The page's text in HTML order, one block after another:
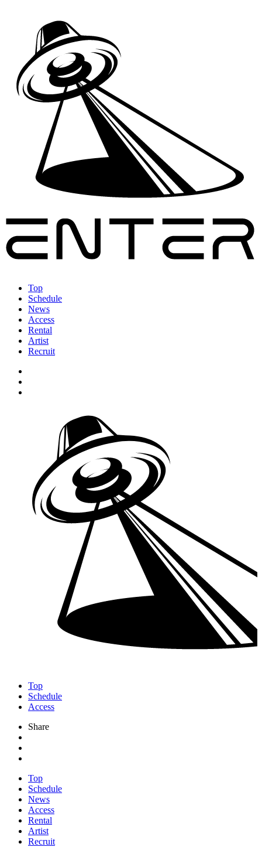
Top
Schedule
News
Access
Rental
Artist
Recruit
Top
Schedule
Access
Share
Top
Schedule
News
Access
Rental
Artist
Recruit